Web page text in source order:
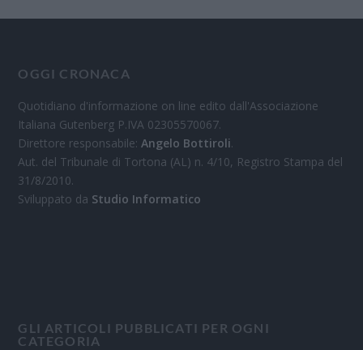
OGGI CRONACA
Quotidiano d'informazione on line edito dall'Associazione
Italiana Gutenberg P.IVA 02305570067.
Direttore responsabile:Angelo Bottiroli.
Aut. del Tribunale di Tortona (AL) n. 4/10, Registro Stampa del
31/8/2010.
Sviluppato da Studio Informatico
GLI ARTICOLI PUBBLICATI PER OGNI
CATEGORIA